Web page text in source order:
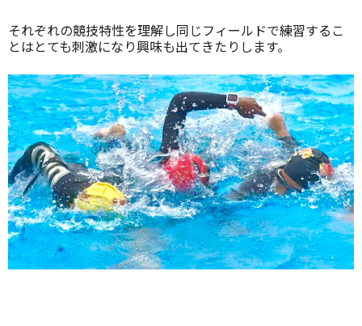
それぞれの競技特性を理解し同じフィールドで練習するこ
とはとても刺激になり興味も出てきたりします。